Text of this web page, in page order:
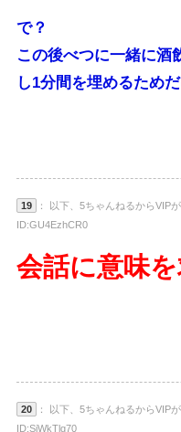
で？
この後べつに一緒に酒
し1分間を埋めるため
19
： 以下、5ちゃんねるからVIP
ID:GU4EzhCR0
会話に意味
20
： 以下、5ちゃんねるからVIP
ID:SiWkTlg70